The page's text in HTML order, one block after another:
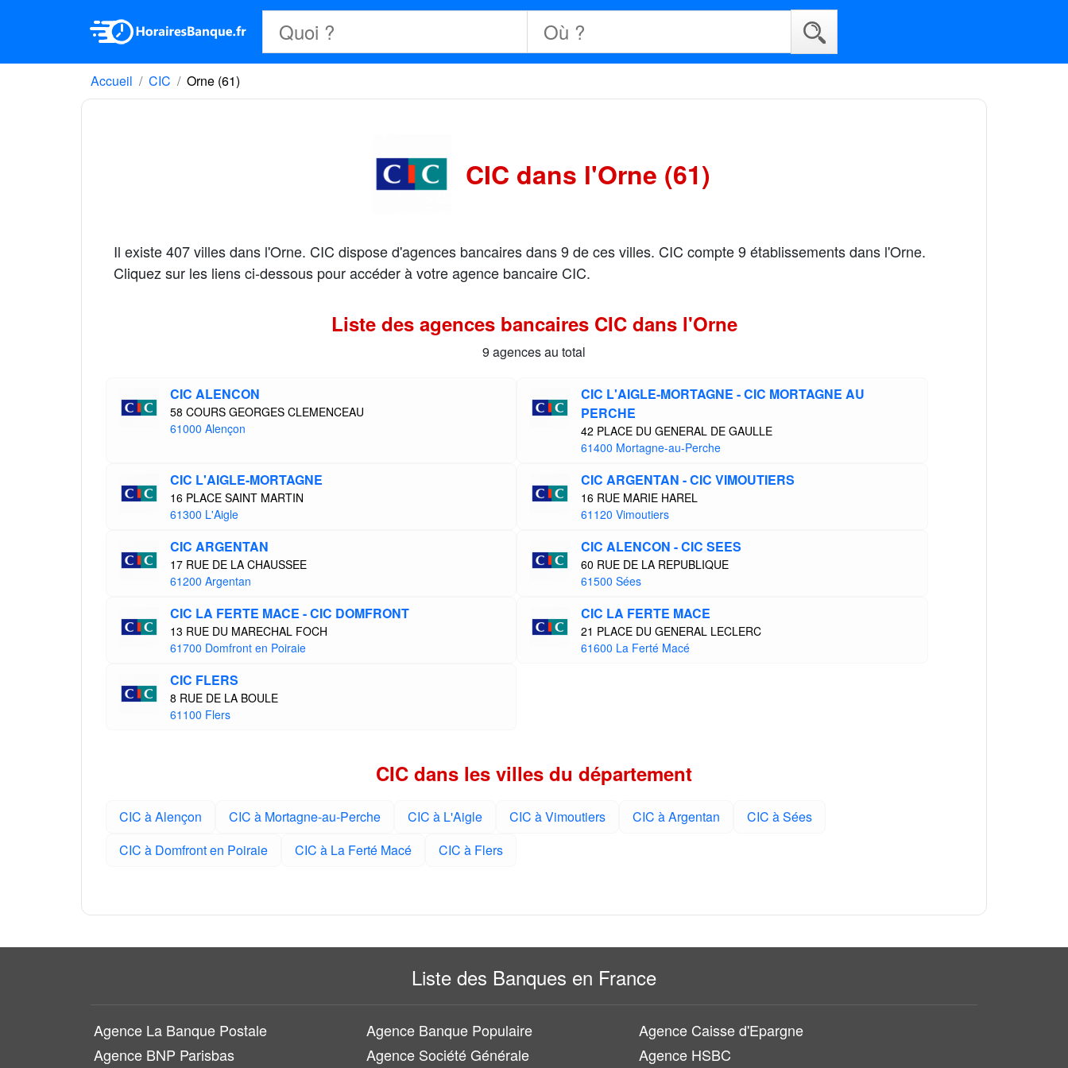
Accueil CIC Orne (61)
CIC dans l'Orne (61)
Il existe 407 villes dans l'Orne. CIC dispose d'agences bancaires dans 9 de ces villes. CIC compte 9 établissements dans l'Orne.
Cliquez sur les liens ci-dessous pour accéder à votre agence bancaire CIC.
Liste des agences bancaires CIC dans l'Orne
9 agences au total
CIC ALENCON
58 COURS GEORGES CLEMENCEAU
61000 Alençon
CIC L'AIGLE-MORTAGNE - CIC MORTAGNE AU
PERCHE
42 PLACE DU GENERAL DE GAULLE
61400 Mortagne-au-Perche
CIC L'AIGLE-MORTAGNE
16 PLACE SAINT MARTIN
61300 L'Aigle
CIC ARGENTAN - CIC VIMOUTIERS
16 RUE MARIE HAREL
61120 Vimoutiers
CIC ARGENTAN
17 RUE DE LA CHAUSSEE
61200 Argentan
CIC ALENCON - CIC SEES
60 RUE DE LA REPUBLIQUE
61500 Sées
CIC LA FERTE MACE - CIC DOMFRONT
13 RUE DU MARECHAL FOCH
61700 Domfront en Poiraie
CIC LA FERTE MACE
21 PLACE DU GENERAL LECLERC
61600 La Ferté Macé
CIC FLERS
8 RUE DE LA BOULE
61100 Flers
CIC dans les villes du département
CIC à Alençon CIC à Mortagne-au-Perche CIC à L'Aigle CIC à Vimoutiers CIC à Argentan
CIC à Sées
CIC à Domfront en Poiraie
CIC à La Ferté Macé CIC à Flers
Liste des Banques en France
Agence La Banque Postale Agence Banque Populaire
Agence Caisse d'Epargne
Agence BNP Parisbas
Agence Société Générale Agence HSBC